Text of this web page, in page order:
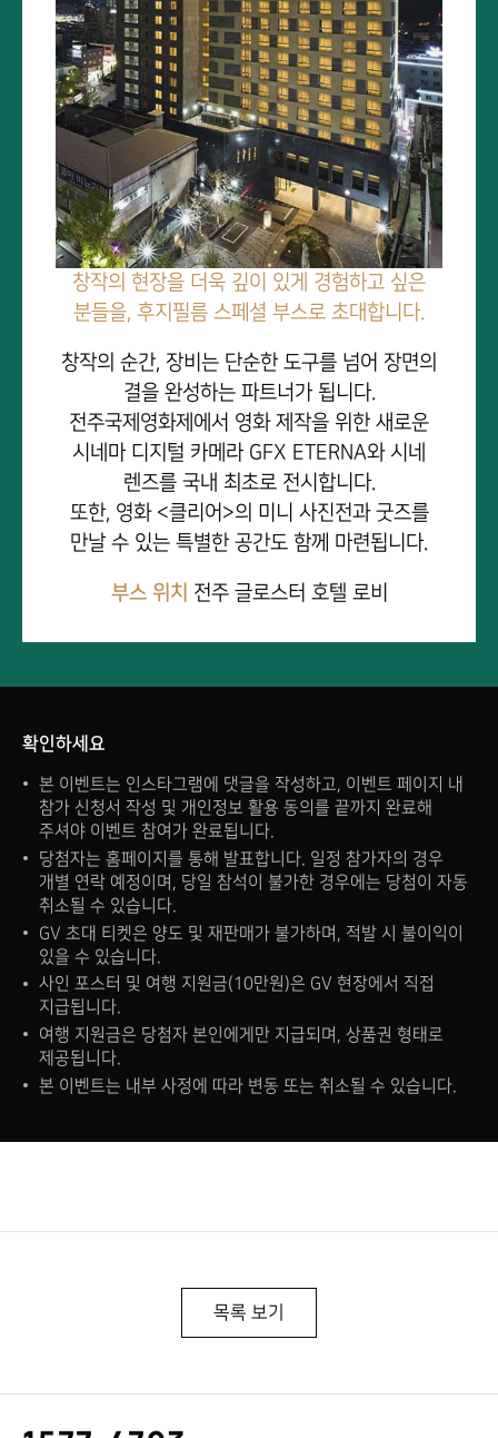
창작의 현장을 더욱 깊이 있게 경험하고 싶은
분들을, 후지필름 스페셜 부스로 초대합니다.
창작의 순간, 장비는 단순한 도구를 넘어 장면의
결을 완성하는 파트너가 됩니다.
전주국제영화제에서 영화 제작을 위한 새로운
시네마 디지털 카메라 GFX ETERNA와 시네
렌즈를 국내 최초로 전시합니다.
또한, 영화 <클리어>의 미니 사진전과 굿즈를
만날 수 있는 특별한 공간도 함께 마련됩니다.
부스 위치 전주 글로스터 호텔 로비
확인하세요
본 이벤트는 인스타그램에 댓글을 작성하고, 이벤트 페이지 내
참가 신청서 작성 및 개인정보 활용 동의를 끝까지 완료해
주셔야 이벤트 참여가 완료됩니다.
당첨자는 홈페이지를 통해 발표합니다. 일정 참가자의 경우
개별 연락 예정이며, 당일 참석이 불가한 경우에는 당첨이 자동
취소될 수 있습니다.
GV 초대 티켓은 양도 및 재판매가 불가하며, 적발 시 불이익이
있을 수 있습니다.
사인 포스터 및 여행 지원금(10만원)은 GV 현장에서 직접
지급됩니다.
여행 지원금은 당첨자 본인에게만 지급되며, 상품권 형태로
제공됩니다.
본 이벤트는 내부 사정에 따라 변동 또는 취소될 수 있습니다.
목록 보기
고